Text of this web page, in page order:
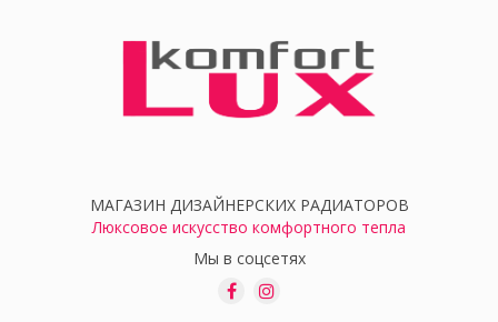
МАГАЗИН ДИЗАЙНЕРСКИХ РАДИАТОРОВ
Люксовое искусство комфортного тепла
Мы в соцсетях